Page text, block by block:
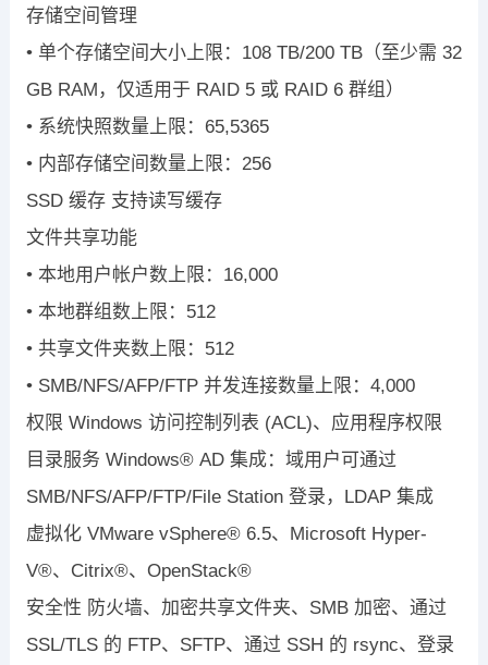
存储空间管理
• 单个存储空间大小上限： 108 TB/200 TB（至少需 32
GB RAM ，仅适用于 RAID 5 或 RAID 6 群组）
• 系统快照数量上限： 65,5365
• 内部存储空间数量上限： 256
SSD 缓存 支持读写缓存
文件共享功能
• 本地用户帐户数上限： 16,000
• 本地群组数上限： 512
• 共享文件夹数上限： 512
• SMB/NFS/AFP/FTP 并发连接数量上限： 4,000
权限 Windows 访问控制列表 (ACL)、应用程序权限
目录服务 Windows® AD 集成：域用户可通过
SMB/NFS/AFP/FTP/File Station 登录， LDAP 集成
虚拟化 VMware vSphere® 6.5、
Microsoft Hyper-
V®、 Citrix®、 OpenStack®
安全性 防火墙、加密共享文件夹、 SMB 加密、通过
SSL/TLS 的 FTP、 SFTP、通过 SSH 的 rsync、登录